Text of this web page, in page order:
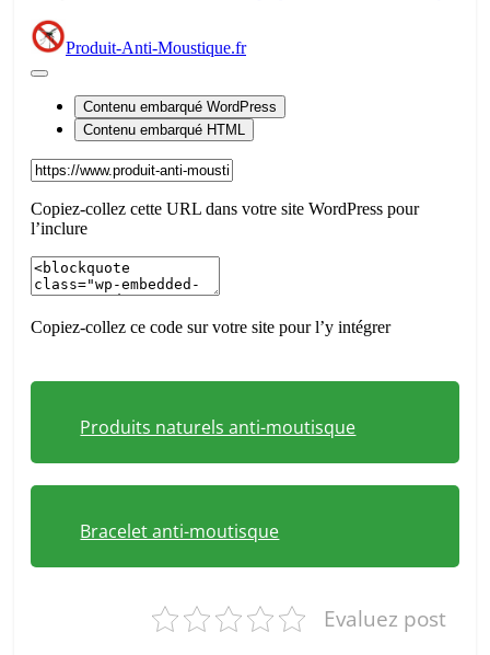
Produits naturels anti-moutisque
Bracelet anti-moutisque
Evaluez post